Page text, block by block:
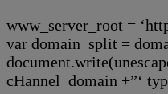
www_server_root =
var domain_split =
cHannel_domain +”‘